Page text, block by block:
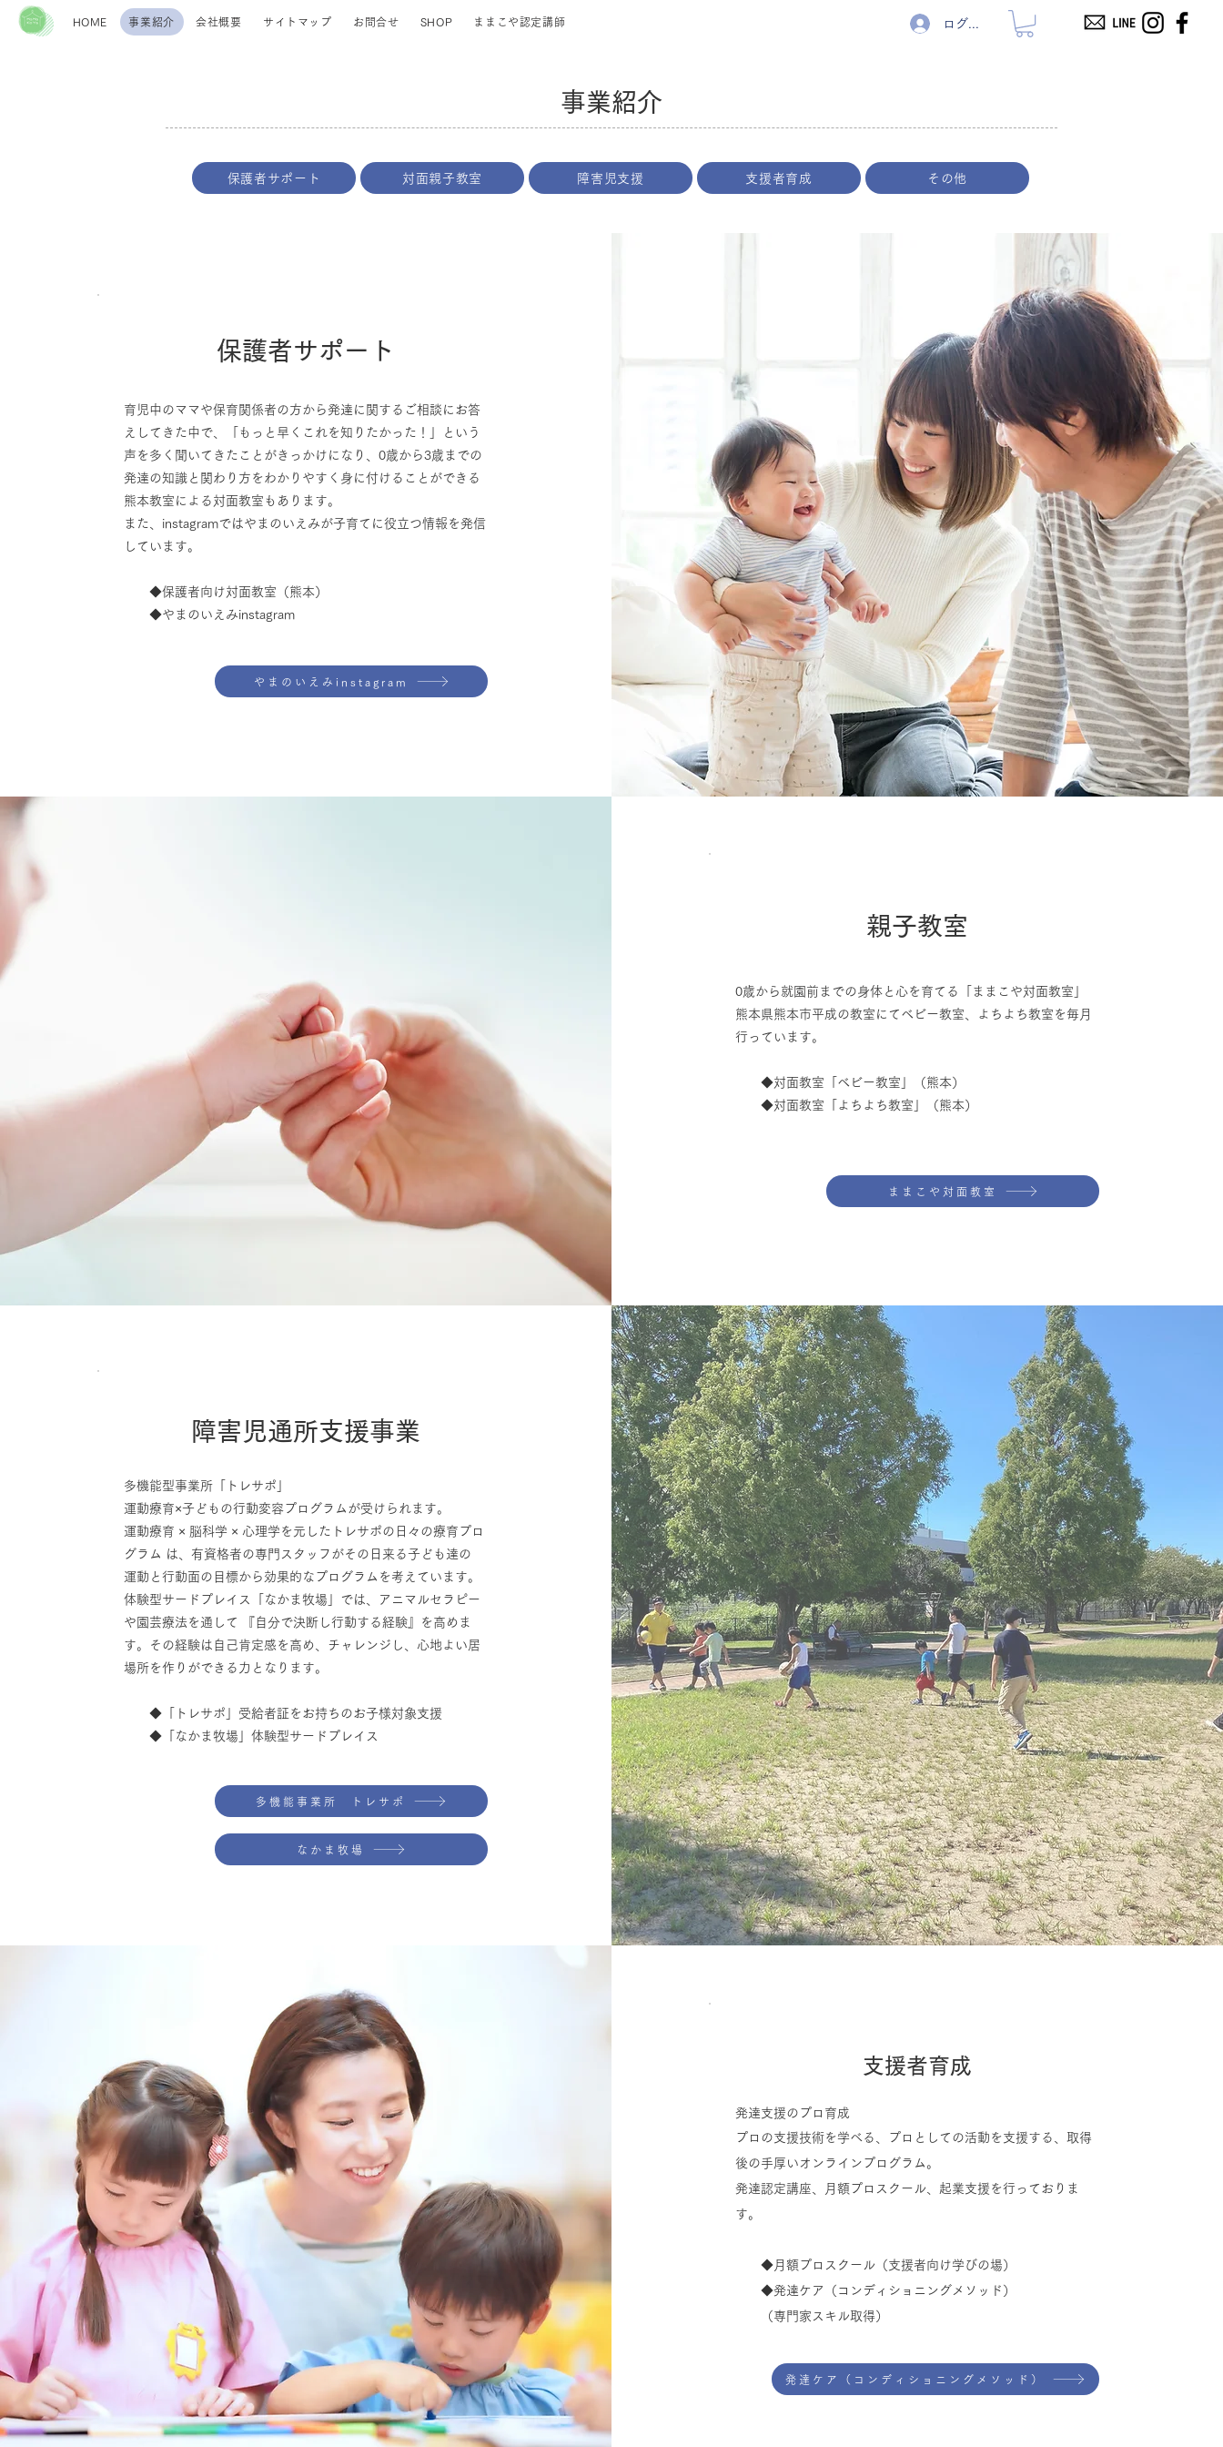
HOME 事業紹介 会社概要 サイトマップ お問合せ SHOP ままこや認定講師 ログイン
事業紹介
保護者サポート 対面親子教室 障害児支援 支援者育成 その他
​保護者サポート
育児中のママや保育関係者の方から発達に関するご相談にお答
えしてきた中で、「もっと早くこれを知りたかった！」という
声を多く聞いてきたことがきっかけになり、0歳から3歳までの
発達の知識と関わり方をわかりやすく身に付けることができる
熊本教室による対面教室もあります。
また、instagramではやまのいえみが子育てに役立つ情報を発信
しています。
◆保護者向け対面教室（熊本）
​ ◆やまのい えみinstagram
やまのいえみinstagram
​親子教室
0歳から就園前までの身体と心を育てる「ままこや対面教室」
熊本県熊本市平成の教室にてベビー教室、よちよち教室を毎月
行っています。
◆対面教室「ベビー教室」（熊本）
​ ◆対面教室「よちよち教室」（熊本）
ままこや対面教室
障害児通所支援事業
多機能型事業所「トレサポ」
運動療育×子どもの行動変容プログラムが受けられます。
運動療育 × 脳科学 × 心理学を元したトレサポの日々の療育プロ
グラム は、有資格者の専門スタッフがその日来る子ども達の
運動と行動面の目標から効果的なプログラムを考えています。
体験型サードプレイス「なかま牧場」では 、アニマルセラピー
や園芸療法を通して 『自分で決断し行動する経験』を高めま
す。その経験は自己肯定感を高め、チャレンジし、心地よい居
場所を作りができる力となります。
​ ◆「トレサポ」受給者証をお持ちのお子様対象支援
◆「なかま牧場」体験型サードプレイス
多機能事業所 トレサポ
なかま牧場
​支援者育成
発達支援のプロ育成
プロの支援技術を学べる、プロとしての活動を支援する、​取得
後の手厚いオンラインプログラム。
​発達認定講座、月額プロスクール、起業支援を行っておりま
す。
◆月額プロスクール（支援者向け学びの場）
​ ◆発達ケア（コンディショニングメソッド）
（専門家スキル取得）
発達ケア（コンディショニングメソッド）